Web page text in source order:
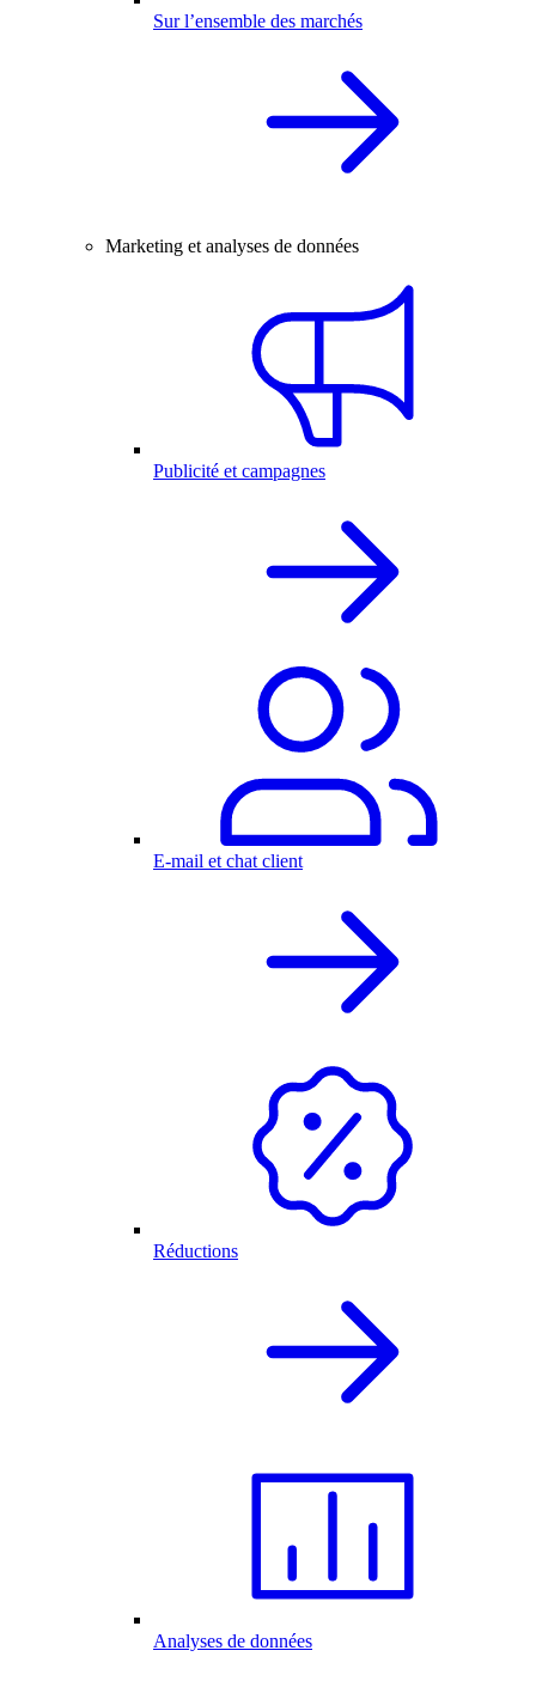
Sur l’ensemble des marchés
Marketing et analyses de données
Publicité et campagnes
E-mail et chat client
Réductions
Analyses de données